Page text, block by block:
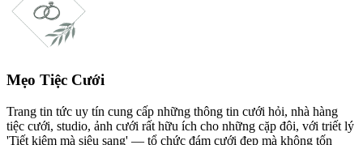
Mẹo Tiệc Cưới
Trang tin tức uy tín cung cấp những thông tin cưới hỏi, nhà hàng
tiệc cưới, studio, ảnh cưới rất hữu ích cho những cặp đôi, với triết lý
'Tiết kiệm mà siêu sang' — tổ chức đám cưới đẹp mà không tốn